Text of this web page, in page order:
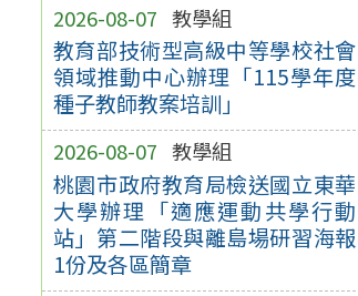
2026-08-07 教學組
教育部技術型高級中等學校社會
領域推動中心辦理「115學年度
種子教師教案培訓」
2026-08-07 教學組
桃園市政府教育局檢送國立東華
大學辦理「適應運動共學行動
站」第二階段與離島場研習海報
1份及各區簡章